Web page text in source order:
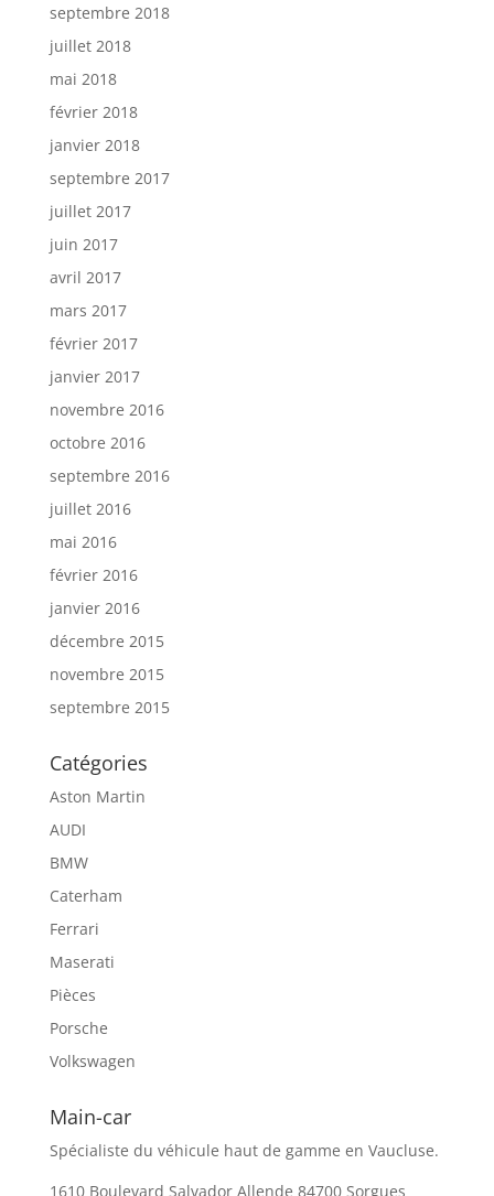
septembre 2018
juillet 2018
mai 2018
février 2018
janvier 2018
septembre 2017
juillet 2017
juin 2017
avril 2017
mars 2017
février 2017
janvier 2017
novembre 2016
octobre 2016
septembre 2016
juillet 2016
mai 2016
février 2016
janvier 2016
décembre 2015
novembre 2015
septembre 2015
Catégories
Aston Martin
AUDI
BMW
Caterham
Ferrari
Maserati
Pièces
Porsche
Volkswagen
Main-car
Spécialiste du véhicule haut de gamme en Vaucluse.
1610 Boulevard Salvador Allende 84700 Sorgues